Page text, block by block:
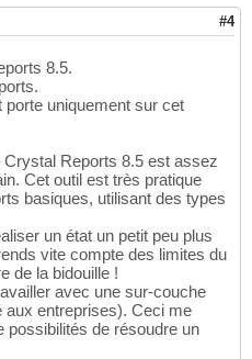
#4
8.5.
uniquement sur cet
Reports 8.5 est assez
Cet outil est très pratique
basiques, utilisant des types
un état un petit peu plus
vite compte des limites du
de la bidouille !
avec une sur-couche
entreprises). Ceci me
possibilités de résoudre un